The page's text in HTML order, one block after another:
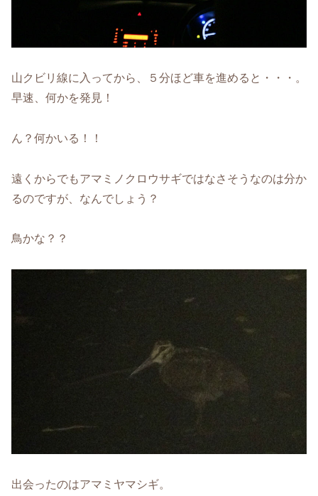
山クビリ線に入ってから、５分ほど車を進めると・・・。
早速、何かを発見！
ん？何かいる！！
遠くからでもアマミノクロウサギではなさそうなのは分か
るのですが、なんでしょう？
鳥かな？？
出会ったのはアマミヤマシギ。